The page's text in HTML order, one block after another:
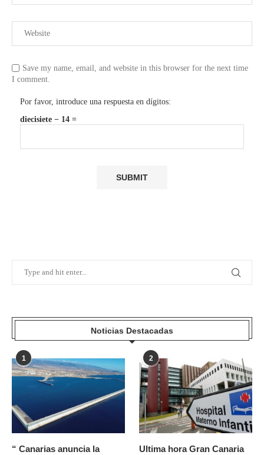
Save my name, email, and website in this browser for the next time
I comment.
Por favor, introduce una respuesta en dígitos:
diecisiete − 14 =
Noticias Destacadas
1
“ Canarias anuncia la
2
Ultima hora Gran Canaria